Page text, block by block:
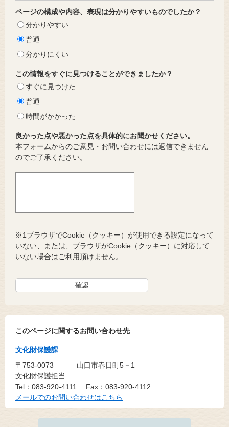
ページの構成や内容、表現は分かりやすいものでしたか？
分かりやすい
普通
分かりにくい
この情報をすぐに見つけることができましたか？
すぐに見つけた
普通
時間がかかった
良かった点や悪かった点を具体的にお聞かせください。
本フォームからのご意見・お問い合わせには返信できません
のでご了承ください。
※1ブラウザでCookie（クッキー）が使用できる設定になって
いない、または、ブラウザがCookie（クッキー）に対応して
いない場合はご利用頂けません。
このページに関するお問い合わせ先
文化財保護課
〒753-0073
山口市春日町5－1
文化財保護担当
Tel：083-920-4111
Fax：083-920-4112
メールでのお問い合わせはこちら